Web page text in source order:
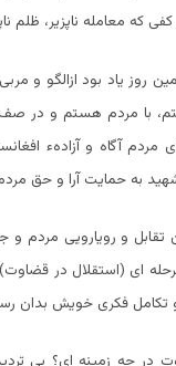
که معامله ناپزیر، ظلم
روز یاد بود ازالگو و
با مردم هستم و در صف
مردم آگاه و آزادهء
به حمایت آرا و حق مردم
تقابل و رویارویی مردم
ای (استقلال در
تکامل فکری خویش بدان
در چه زمینه ای؟ بی